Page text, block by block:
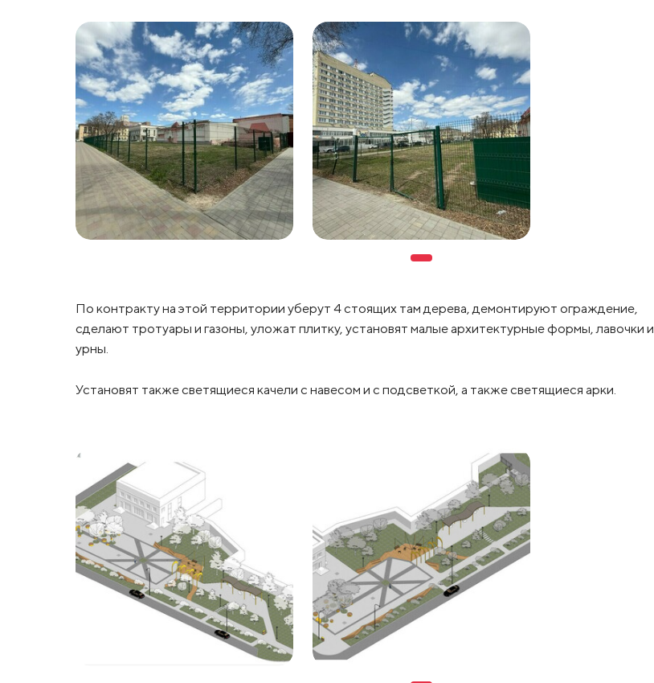
По контракту на этой территории уберут 4 стоящих там дерева, демонтируют ограждение,
сделают тротуары и газоны, уложат плитку, установят малые архитектурные формы, лавочки и
урны.
Установят также светящиеся качели с навесом и с подсветкой, а также светящиеся арки.